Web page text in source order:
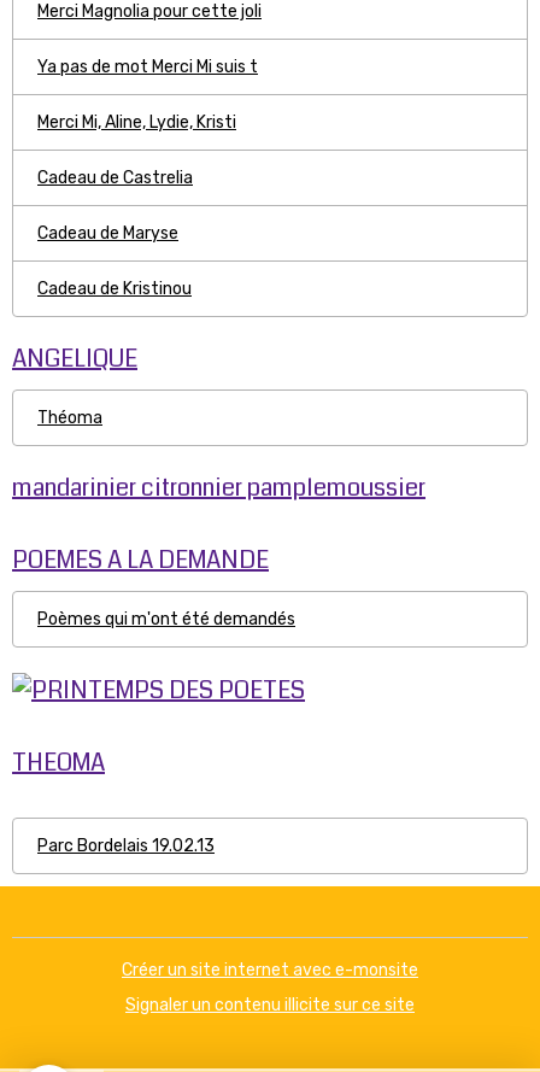
Merci Magnolia pour cette joli
Ya pas de mot Merci Mi suis t
Merci Mi, Aline, Lydie, Kristi
Cadeau de Castrelia
Cadeau de Maryse
Cadeau de Kristinou
ANGELIQUE
Théoma
mandarinier citronnier pamplemoussier
POEMES A LA DEMANDE
Poèmes qui m'ont été demandés
THEOMA
Parc Bordelais 19.02.13
Créer un site internet avec e-monsite
Signaler un contenu illicite sur ce site